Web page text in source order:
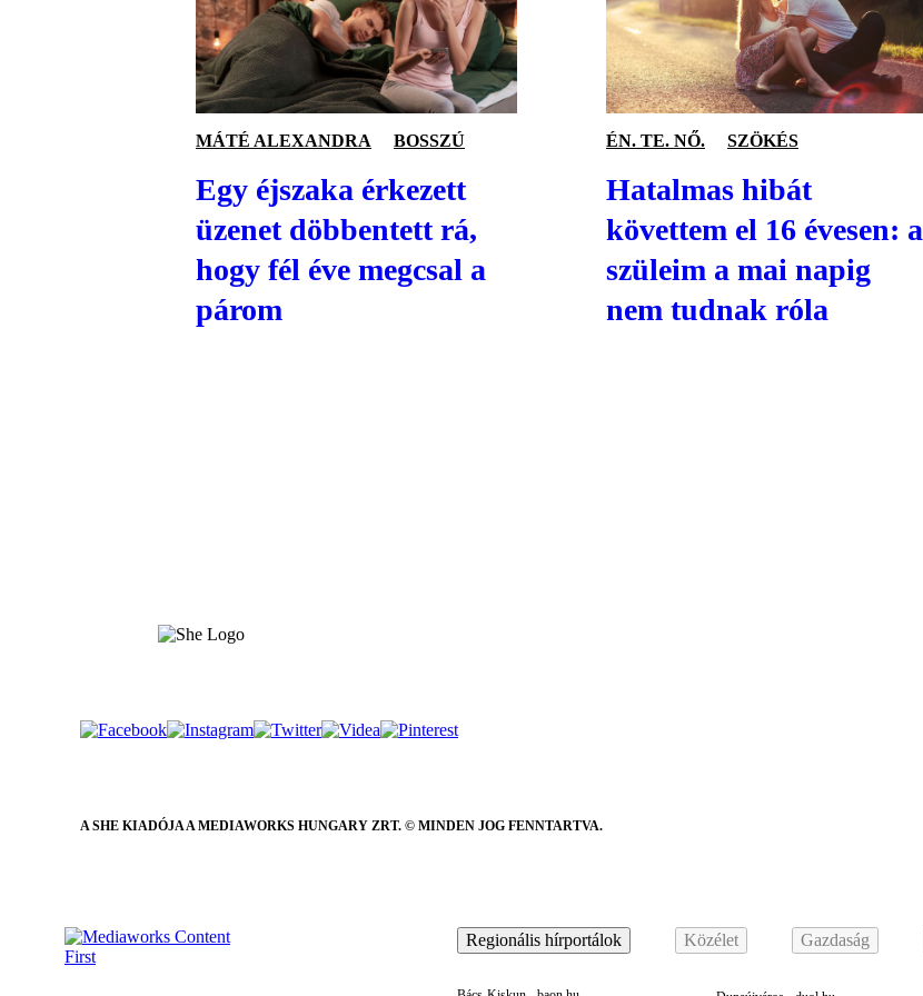
MÁTÉ ALEXANDRA BOSSZÚ
Egy éjszaka érkezett
üzenet döbbentett rá,
hogy fél éve megcsal a
párom
ÉN. TE. NŐ. SZÖKÉS
Hatalmas hibát
követtem el 16 évesen: a
szüleim a mai napig
nem tudnak róla
A SHE KIADÓJA A MEDIAWORKS HUNGARY ZRT. © MINDEN JOG FENNTARTVA.
Regionális hírportálok Közélet Gazdaság